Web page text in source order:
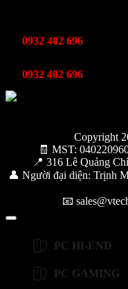
0932 402 696
0932 402 696
Copyright
🧾 MST:
📍 316 Lê Quảng
👤 Người đại diện: Trịnh
📧
PC HI-END
PC GAMING